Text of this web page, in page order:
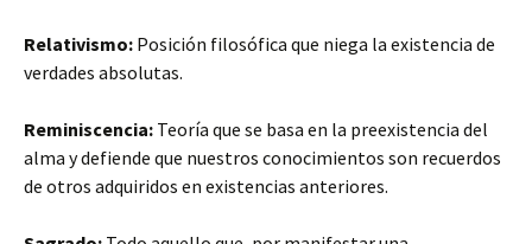
Relativismo: Posición filosófica que niega la existencia de
verdades absolutas.
Reminiscencia: Teoría que se basa en la preexistencia del
alma y defiende que nuestros conocimientos son recuerdos
de otros adquiridos en existencias anteriores.